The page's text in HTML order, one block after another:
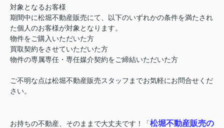
対象となるお客様
期間中に松堀不動産販売にて、以下のいずれかの条件を満たされ
た個人のお客様が対象となります。
物件をご購入いただいた方
買取契約をさせていただいた方
物件の専属専任・専任媒介契約をご締結いただいた方
ご不明な点は松堀不動産販売スタッフまでお気軽にお問合せくだ
さい。
お持ちの不動産、そのままで大丈夫です！「松堀不動産販売の